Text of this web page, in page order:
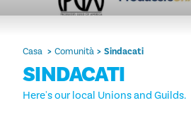
Casa Comunità Sindacati
SINDACATI
Here's our local Unions and Guilds.